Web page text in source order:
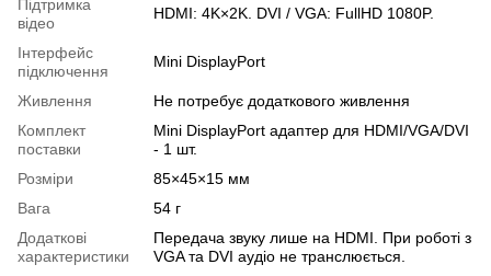
Підтримка
відео
HDMI: 4K×2K. DVI / VGA: FullHD 1080P.
Інтерфейс
підключення
Mini DisplayPort
Живлення
Не потребує додаткового живлення
Комплект
поставки
Mini DisplayPort адаптер для HDMI/VGA/DVI
- 1 шт.
Розміри
85×45×15 мм
Вага
54 г
Додаткові
характеристики
Передача звуку лише на HDMI. При роботі з
VGA та DVI аудіо не транслюється.